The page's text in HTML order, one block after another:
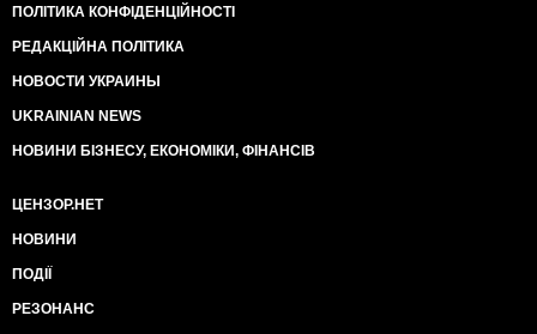
ПОЛІТИКА КОНФІДЕНЦІЙНОСТІ
РЕДАКЦІЙНА ПОЛІТИКА
НОВОСТИ УКРАИНЫ
UKRAINIAN NEWS
НОВИНИ БІЗНЕСУ, ЕКОНОМІКИ, ФІНАНСІВ
ЦЕНЗОР.НЕТ
НОВИНИ
ПОДІЇ
РЕЗОНАНС